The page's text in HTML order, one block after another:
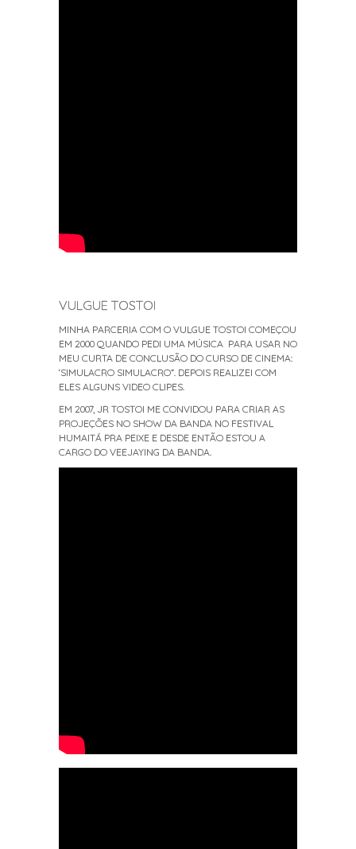
VULGUE TOSTOI
MINHA PARCERIA COM O VULGUE TOSTOI COMEÇOU
EM 2000 QUANDO PEDI UMA MÚSICA PARA USAR NO
MEU CURTA DE CONCLUSÃO DO CURSO DE CINEMA:
‘SIMULACRO SIMULACRO”. DEPOIS REALIZEI COM
ELES ALGUNS VIDEO CLIPES.
EM 2007, JR TOSTOI ME CONVIDOU PARA CRIAR AS
PROJEÇÕES NO SHOW DA BANDA NO FESTIVAL
HUMAITÁ PRA PEIXE E DESDE ENTÃO ESTOU A
CARGO DO VEEJAYING DA BANDA.